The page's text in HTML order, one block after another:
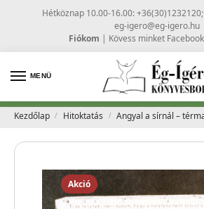
Hétköznap 10.00-16.00:
eg-igero@eg-igero.hu
Fiókom | Kövess minket
MENÜ
Kezdőlap / Hitoktatás / Angyal a sírnál –
Akció